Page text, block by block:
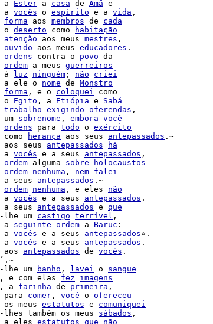
a Ester a casa de Amã e
a vocês o espírito e a vida ,
forma aos membros de cada
o deserto como
habitação
atenção aos meus mestres ,
ouvido aos meus educadores
ordens contra o povo da
ordem a meus guerreiros
à luz ninguém ; não
criei
a ele o nome de Monstro
forma , e o coloquei como
o Egito , a Etiópia e Sabá
trabalho exigindo oferendas ,
um sobrenome , embora você
ordens para todo o exército
como herança aos seus antepassados
aos seus antepassados
há
a vocês e a seus antepassados ,
ordem alguma sobre
holocaustos
ordem nenhuma , nem falei
a seus antepassados .~
ordem nenhuma , e eles não
a vocês e a seus antepassados .
a seus antepassados e que
-lhe um castigo terrível ,
a seguinte ordem a Baruc
a vocês e a seus antepassados».
a vocês e a seus antepassados .
aos antepassados de vocês .
’.~
-lhe um banho , lavei o sangue
, e com elas fez
imagens
, a farinha de primeira ,
para comer , você o ofereceu
os meus estatutos e comuniquei
-lhes também os meus sábados
a eles estatutos que
não